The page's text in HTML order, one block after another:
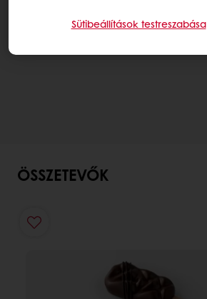
ÖSSZETEVŐK
Sütibeállítások testreszabása